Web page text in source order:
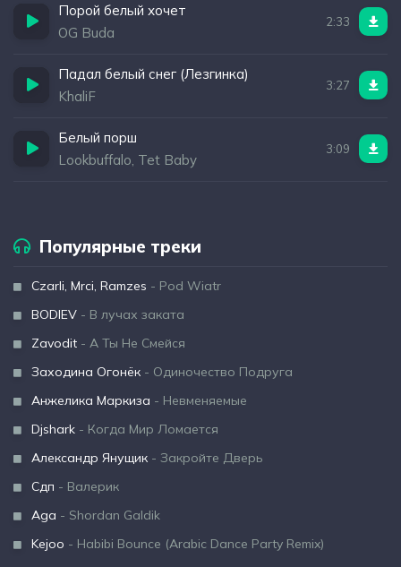
Порой белый хочет
OG Buda
2:33
Падал белый снег (Лезгинка)
KhaliF
3:27
Белый порш
Lookbuffalo, Tet Baby
3:09
Популярные треки
Czarli, Mrci, Ramzes - Pod Wiatr
BODIEV - В лучах заката
Zavodit - А Ты Не Смейся
Заходина Огонёк - Одиночество Подруга
Анжелика Маркиза - Невменяемые
Djshark - Когда Мир Ломается
Александр Янущик - Закройте Дверь
Сдп - Валерик
Aga - Shordan Galdik
Kejoo - Habibi Bounce (Arabic Dance Party Remix)